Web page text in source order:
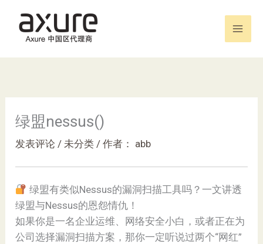
容
绿盟nessus()
发表评论 / 未分类 / 作者： abb
绿盟有类似Nessus的漏洞扫描工具吗？一文讲透
绿盟与Nessus的恩怨情仇！
如果你是一名企业运维、网络安全小白，或者正在为
公司选择漏洞扫描方案，那你一定听说过两个“网红”